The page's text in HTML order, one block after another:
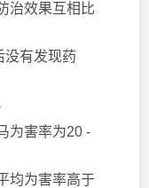
治效果互相比
没有发现药
为害率为20 -
均为害率高于